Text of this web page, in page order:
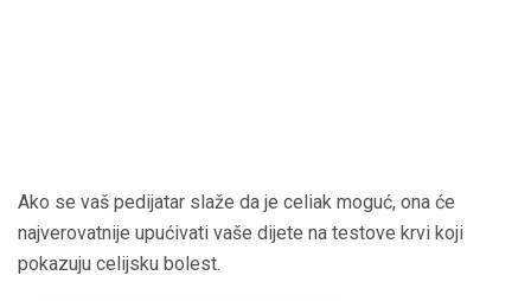
Ako se vaš pedijatar slaže da je celiak moguć, ona će
najverovatnije upućivati ​​vaše dijete na testove krvi koji
pokazuju celijsku bolest.